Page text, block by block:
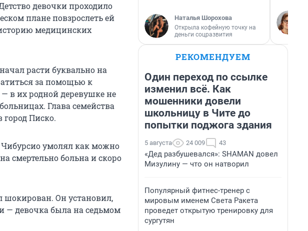
девочки проходило
плане повзрослеть ей
медицинских
расти буквально на
за помощью к
в их родной деревушке не
Глава семейства
Писко.
Чибурсио умолял как можно
смертельно больна и скоро
шокирован. Он установил,
— девочка была на седьмом
Наталья Шорохова
Открыла кофейную точку на
деньги соцразвития
РЕКОМЕНДУЕМ
Один переход по ссылке
изменил всё. Как
мошенники довели
школьницу в Чите до
попытки поджога здания
5 августа 24 009 43
«Дед разбушевался»: SHAMAN довел
Мизулину — что он натворил
Популярный фитнес-тренер с
мировым именем Света Ракета
проведет открытую тренировку для
сургутян